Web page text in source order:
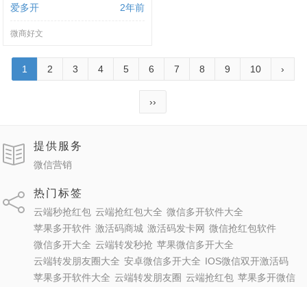
爱多开
2年前
微商好文
1 2 3 4 5 6 7 8 9 10 ›
››
提供服务
微信营销
热门标签
云端秒抢红包 云端抢红包大全 微信多开软件大全
苹果多开软件 激活码商城 激活码发卡网 微信抢红包软件
微信多开大全 云端转发秒抢 苹果微信多开大全
云端转发朋友圈大全 安卓微信多开大全 IOS微信双开激活码
苹果多开软件大全 云端转发朋友圈 云端抢红包 苹果多开微信